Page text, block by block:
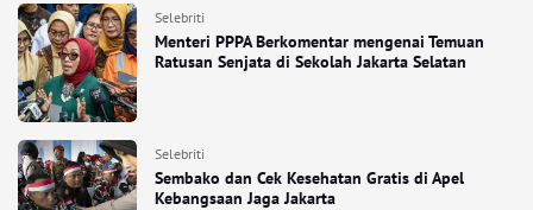
Selebriti
Menteri PPPA Berkomentar mengenai Temuan
Ratusan Senjata di Sekolah Jakarta Selatan
Selebriti
Sembako dan Cek Kesehatan Gratis di Apel
Kebangsaan Jaga Jakarta